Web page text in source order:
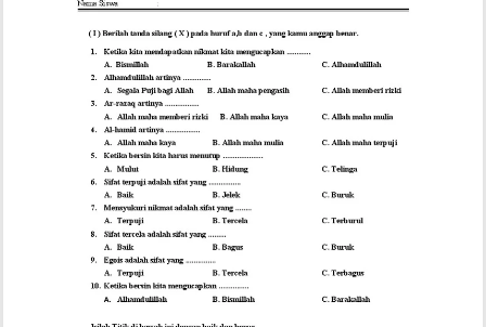
Doc
Terbaru
2026,
Jangan
Sampai
Salah
Pilih
Bahan
Belajar